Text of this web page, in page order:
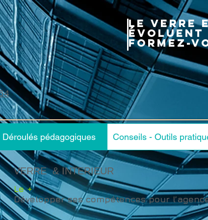
Le verre
évoluent
formez-
VERRE & INTERIEUR
Le +
Développer ses compétences pour
Déroulés pédagogiques Conseils - Outils